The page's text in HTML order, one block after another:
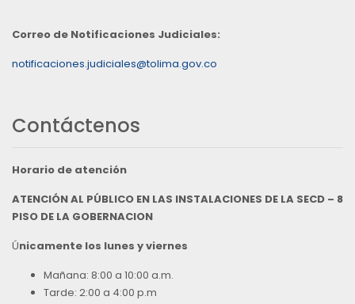
Correo de Notificaciones Judiciales:
notificaciones.judiciales@tolima.gov.co
Contáctenos
Horario de atención
ATENCIÓN AL PÚBLICO EN LAS INSTALACIONES DE LA SECD – 8
PISO DE LA GOBERNACION
Únicamente los lunes y viernes
Mañana: 8:00 a 10:00 a.m.
Tarde: 2:00 a 4:00 p.m